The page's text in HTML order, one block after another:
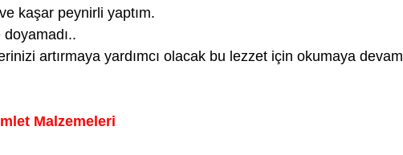
kaşar peynirli yaptım.
artırmaya yardımcı olacak bu lezzet için okumaya devam
Malzemeleri